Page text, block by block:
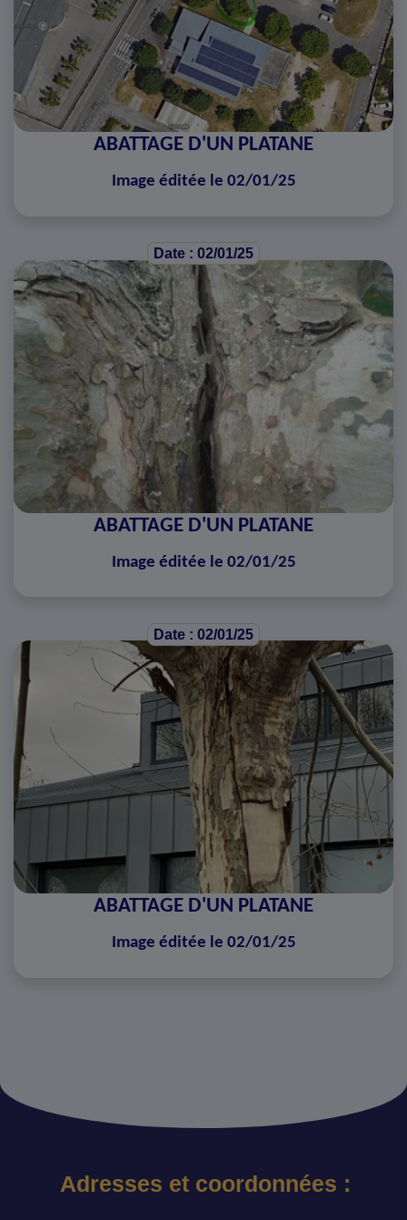
ABATTAGE D'UN PLATANE
Image éditée le 02/01/25
Date : 02/01/25
ABATTAGE D'UN PLATANE
Image éditée le 02/01/25
Date : 02/01/25
ABATTAGE D'UN PLATANE
Image éditée le 02/01/25
Adresses et coordonnées :